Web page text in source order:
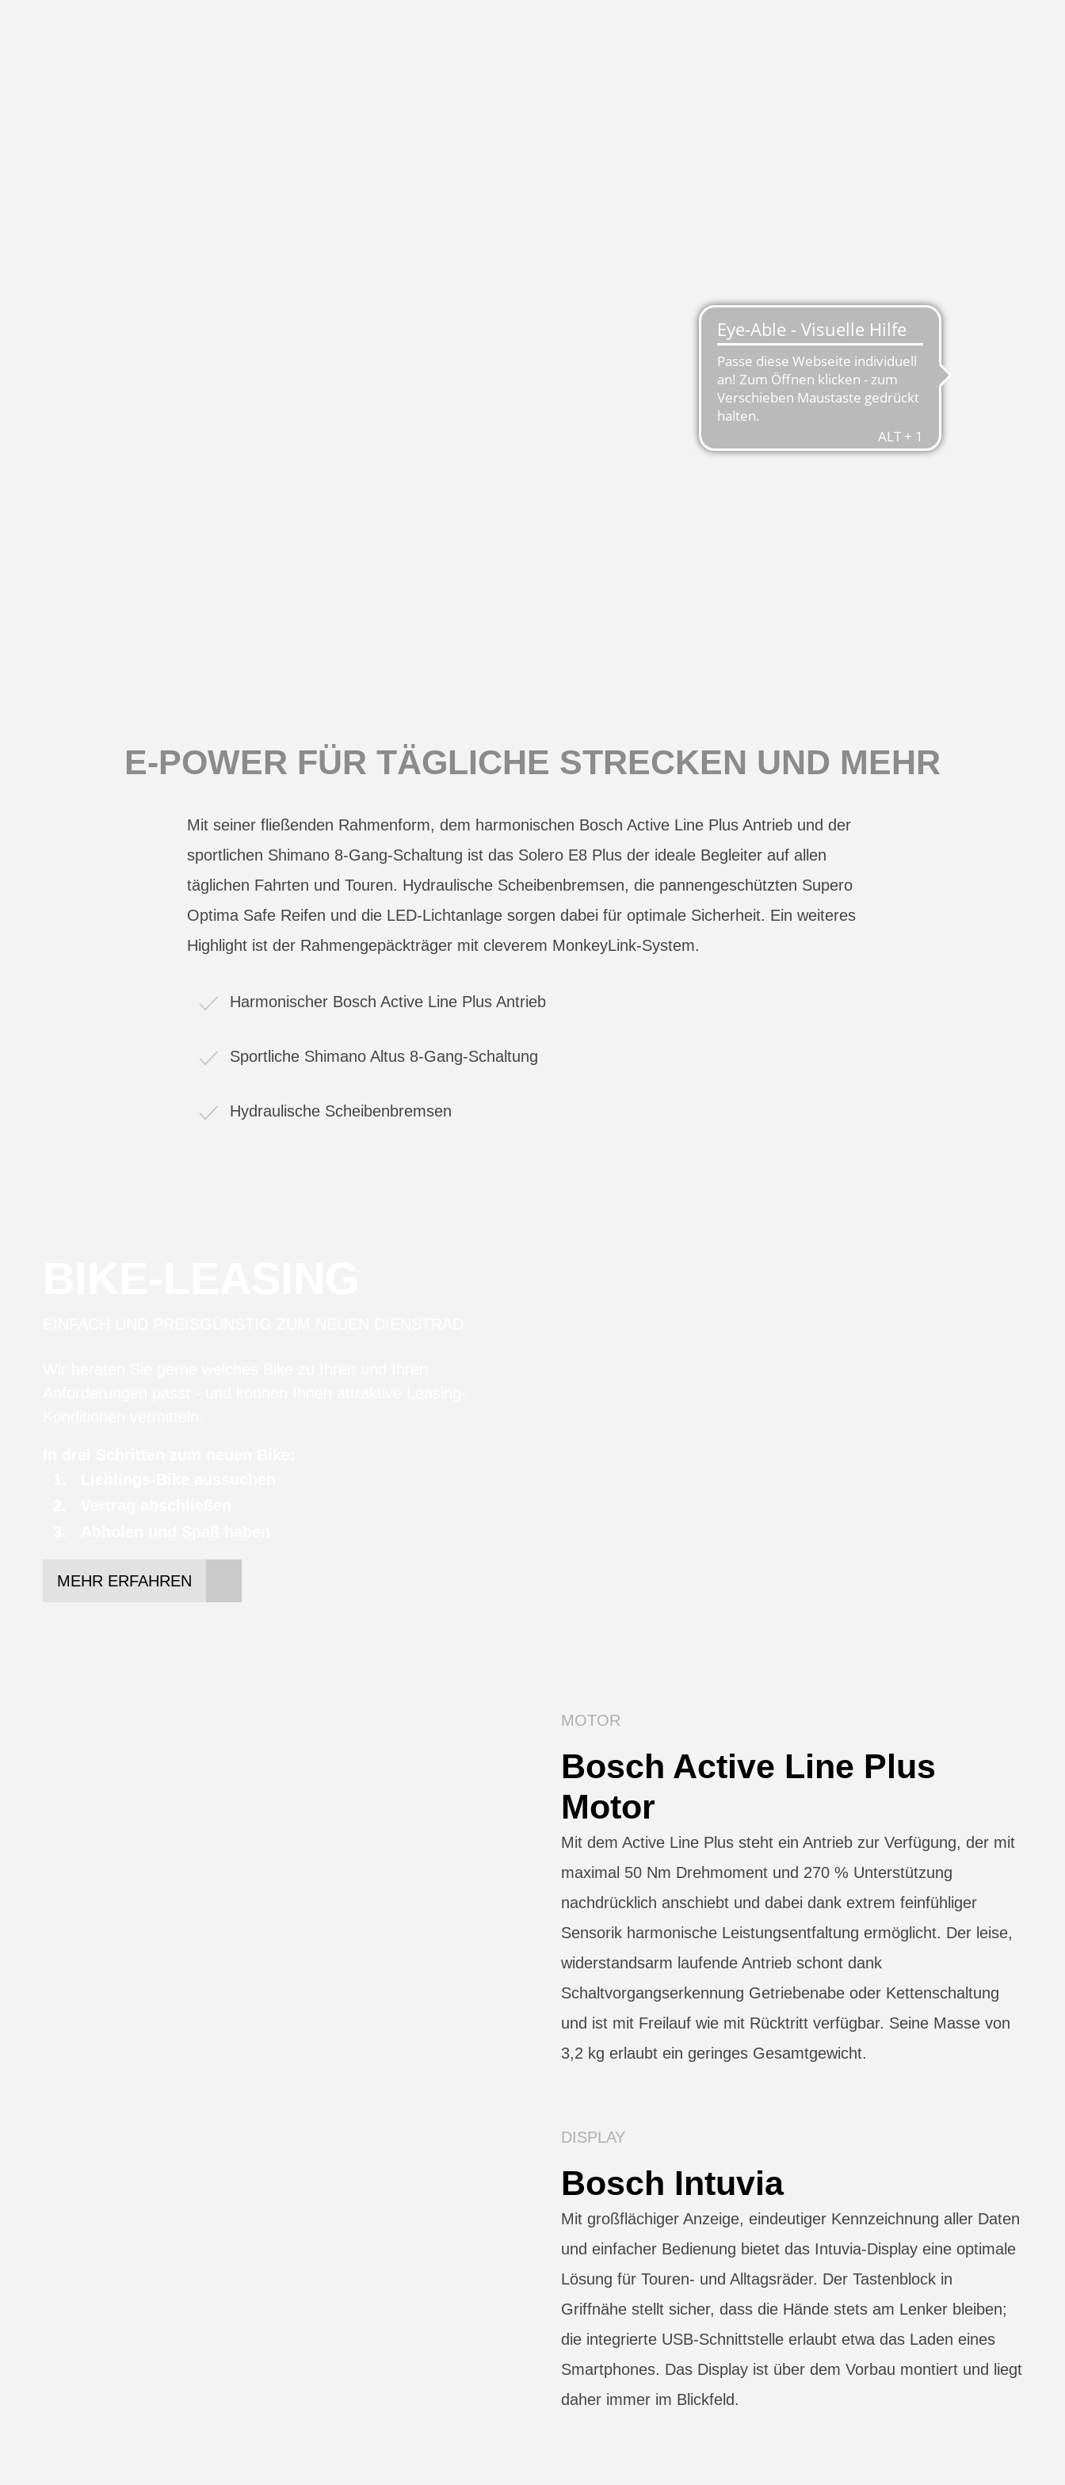
E-POWER FÜR TÄGLICHE STRECKEN UND MEHR
Mit seiner fließenden Rahmenform, dem harmonischen Bosch Active Line Plus Antrieb und der
sportlichen Shimano 8-Gang-Schaltung ist das Solero E8 Plus der ideale Begleiter auf allen
täglichen Fahrten und Touren. Hydraulische Scheibenbremsen, die pannengeschützten Supero
Optima Safe Reifen und die LED-Lichtanlage sorgen dabei für optimale Sicherheit. Ein weiteres
Highlight ist der Rahmengepäckträger mit cleverem MonkeyLink-System.
Harmonischer Bosch Active Line Plus Antrieb
Sportliche Shimano Altus 8-Gang-Schaltung
Hydraulische Scheibenbremsen
MEHR ERFAHREN
MOTOR
Bosch Active Line Plus
Motor
Mit dem Active Line Plus steht ein Antrieb zur Verfügung, der mit
maximal 50 Nm Drehmoment und 270 % Unterstützung
nachdrücklich anschiebt und dabei dank extrem feinfühliger
Sensorik harmonische Leistungsentfaltung ermöglicht. Der leise,
widerstandsarm laufende Antrieb schont dank
Schaltvorgangserkennung Getriebenabe oder Kettenschaltung
und ist mit Freilauf wie mit Rücktritt verfügbar. Seine Masse von
3,2 kg erlaubt ein geringes Gesamtgewicht.
DISPLAY
Bosch Intuvia
Mit großflächiger Anzeige, eindeutiger Kennzeichnung aller Daten
und einfacher Bedienung bietet das Intuvia-Display eine optimale
Lösung für Touren- und Alltagsräder. Der Tastenblock in
Griffnähe stellt sicher, dass die Hände stets am Lenker bleiben;
die integrierte USB-Schnittstelle erlaubt etwa das Laden eines
Smartphones. Das Display ist über dem Vorbau montiert und liegt
daher immer im Blickfeld.